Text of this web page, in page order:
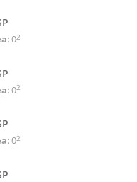
: 02
: 02
: 02